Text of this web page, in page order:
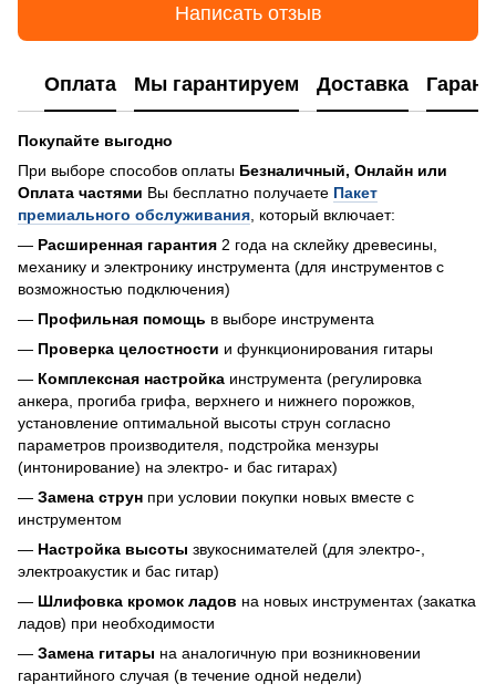
Написать отзыв
Оплата Мы гарантируем Доставка
Покупайте выгодно
При выборе способов оплаты Безналичный, Онлайн или
Оплата частями Вы бесплатно получаете Пакет
премиального обслуживания , который включает:
— Расширенная гарантия 2 года на склейку древесины,
механику и электронику инструмента (для инструментов с
возможностью подключения)
— Профильная помощь в выборе инструмента
— Проверка целостности и функционирования гитары
— Комплексная настройка инструмента (регулировка
анкера, прогиба грифа, верхнего и нижнего порожков,
установление оптимальной высоты струн согласно
параметров производителя, подстройка мензуры
(интонирование) на электро- и бас гитарах)
— Замена струн при условии покупки новых вместе с
инструментом
— Настройка высоты звукоснимателей (для электро-,
электроакустик и бас гитар)
— Шлифовка кромок ладов на новых инструментах (закатка
ладов) при необходимости
— Замена гитары на аналогичную при возникновении
гарантийного случая (в течение одной недели)